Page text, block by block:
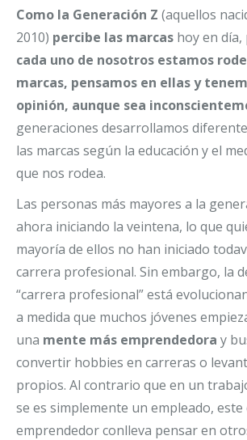
Como la Generación Z (aquellos
2010) percibe las marcas hoy en
cada uno de nosotros estamos
marcas, pensamos en ellas y
opinión, aunque sea
generaciones desarrollamos
las marcas según la educación y el
que nos rodea.
Las personas más mayores a la
ahora iniciando la veintena, lo que
mayoría de ellos no han iniciado
carrera profesional. Sin embargo, la
“carrera profesional” está
a medida que muchos jóvenes
una mente más emprendedora y
convertir hobbies en carreras o
propios. Al contrario que en un
se es simplemente un empleado,
emprendedor conlleva pensar en